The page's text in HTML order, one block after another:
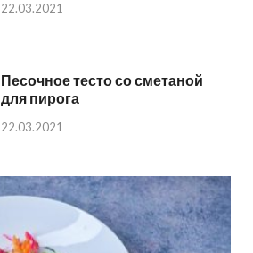
22.03.2021
Песочное тесто со сметаной
для пирога
22.03.2021